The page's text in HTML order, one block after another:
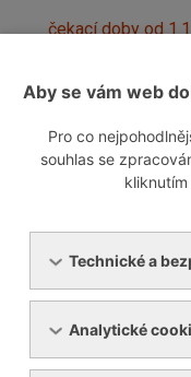
čekací doby od
O nás
zřízenou
Aby se vám web
Pro co
souhlas se
Technické a
Analytické